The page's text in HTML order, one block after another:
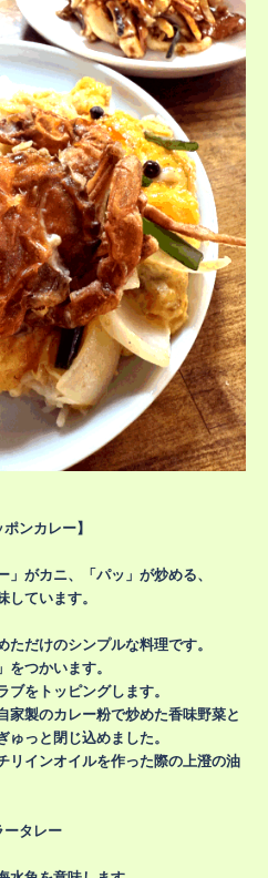
ンカレー】
がカニ、「パッ」が炒める、
しています。
だけのシンプルな料理です。
つかいます。
をトッピングします。
家製のカレー粉で炒めた香味野菜と
っと閉じ込めました。
リインオイルを作った際の上澄の油
タレー